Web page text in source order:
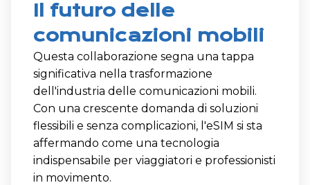
Il futuro delle
comunicazioni mobili
Questa collaborazione segna una tappa
significativa nella trasformazione
dell'industria delle comunicazioni mobili.
Con una crescente domanda di soluzioni
flessibili e senza complicazioni, l'eSIM si sta
affermando come una tecnologia
indispensabile per viaggiatori e professionisti
in movimento.